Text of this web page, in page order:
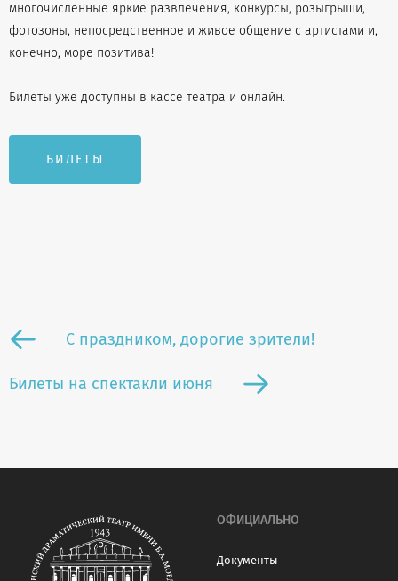
многочисленные яркие развлечения, конкурсы, розыгрыши,
фотозоны, непосредственное и живое общение с артистами и,
конечно, море позитива!
Билеты уже доступны в кассе театра и онлайн.
БИЛЕТЫ
С праздником, дорогие зрители!
Билеты на спектакли июня
ОФИЦИАЛЬНО
Документы